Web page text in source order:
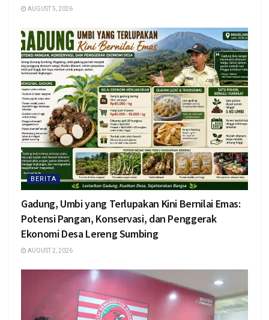
AUGUST 5, 2026
BERITA
Gadung, Umbi yang Terlupakan Kini Bernilai Emas:
Potensi Pangan, Konservasi, dan Penggerak
Ekonomi Desa Lereng Sumbing
AUGUST 2, 2026